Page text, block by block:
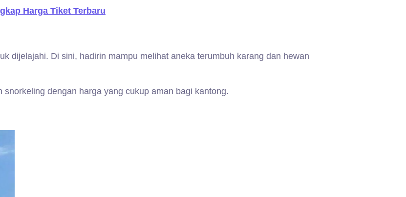
Harga Tiket Terbaru
dijelajahi. Di sini, hadirin mampu melihat aneka terumbuh karang dan hewan
dengan harga yang cukup aman bagi kantong.